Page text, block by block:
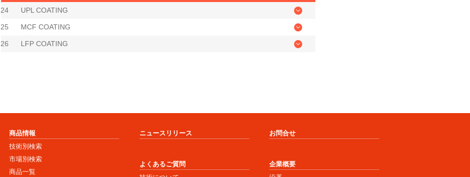
24 UPL COATING
25 MCF COATING
26 LFP COATING
商品情報
技術別検索
市場別検索
商品一覧
ニュースリリース
よくあるご質問
お問合せ
企業概要